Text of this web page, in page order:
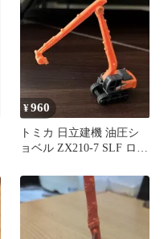
¥960
トミカ 日立建機 油圧シ
ョベル ZX210-7 SLF ロン